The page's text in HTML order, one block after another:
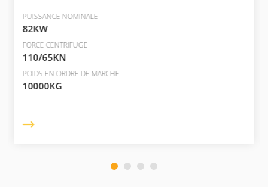
PUISSANCE NOMINALE
82KW
FORCE CENTRIFUGE
110/65KN
POIDS EN ORDRE DE MARCHE
10000KG